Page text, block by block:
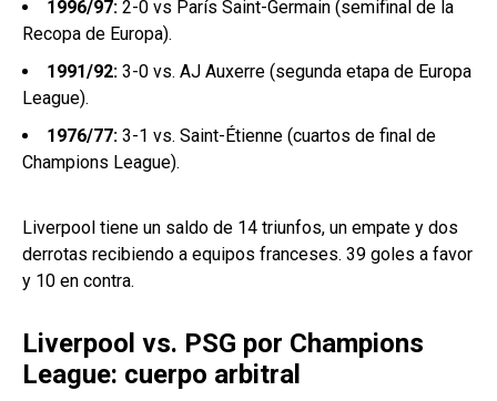
1996/97: 2-0 vs París Saint-Germain (semifinal de la
Recopa de Europa).
1991/92: 3-0 vs. AJ Auxerre (segunda etapa de Europa
League).
1976/77: 3-1 vs. Saint-Étienne (cuartos de final de
Champions League).
Liverpool tiene un saldo de 14 triunfos, un empate y dos
derrotas recibiendo a equipos franceses. 39 goles a favor
y 10 en contra.
Liverpool vs. PSG por Champions
League: cuerpo arbitral